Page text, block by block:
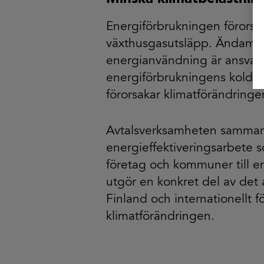
Energiförbrukningen
växthusgasutsläpp.
energianvändning är
energiförbrukningens
förorsakar
Avtalsverksamheten
energieffektiveringsarbete
företag och kommuner till
utgör en konkret del av det
Finland och internationellt
klimatförändringen.